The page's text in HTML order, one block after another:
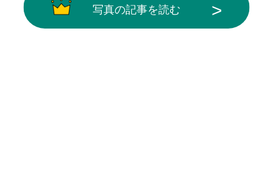
写真の記事を読む